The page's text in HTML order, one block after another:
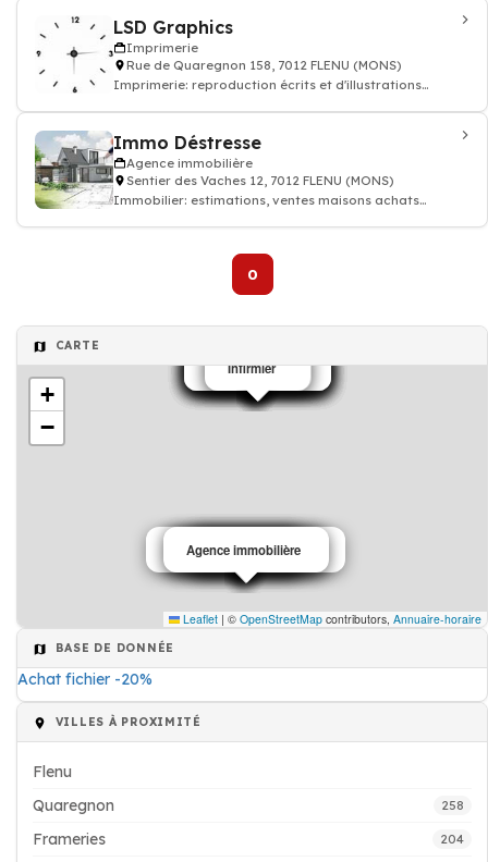
LSD Graphics
Imprimerie
Rue de Quaregnon 158, 7012 FLENU (MONS)
Imprimerie: reproduction écrits et d'illustrations
Immo Déstresse
Agence immobilière
Sentier des Vaches 12, 7012 FLENU (MONS)
Immobilier: estimations, ventes maisons achats
0
CARTE
Ostéopathe
kinésithérapeute
kinésithérapeute
kinésithérapeute
kinésithérapeute
kinésithérapeute
flamme frederic
Psychologue
kinésithérapeute
kinésithérapeute
Vêtement
Elagage d'arbre
Assurance
Agence immobilière
Animaux (Pensions pour)
Infirmier
Courtier assurance
Pharmacie
Imprimerie
Agence immobilière
+
−
Leaflet | © OpenStreetMap contributors, Annuaire-horaire
BASE DE DONNÉE
Achat fichier -20%
VILLES À PROXIMITÉ
Flenu
Quaregnon
258
Frameries 204